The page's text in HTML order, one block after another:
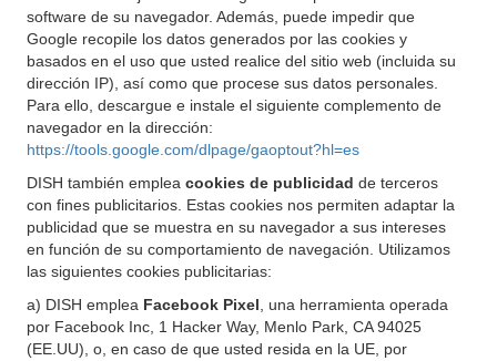
software de su navegador. Además, puede impedir que
Google recopile los datos generados por las cookies y
basados en el uso que usted realice del sitio web (incluida su
dirección IP), así como que procese sus datos personales.
Para ello, descargue e instale el siguiente complemento de
navegador en la dirección:
https://tools.google.com/dlpage/gaoptout?hl=es
DISH también emplea cookies de publicidad de terceros
con fines publicitarios. Estas cookies nos permiten adaptar la
publicidad que se muestra en su navegador a sus intereses
en función de su comportamiento de navegación. Utilizamos
las siguientes cookies publicitarias:
a) DISH emplea Facebook Pixel , una herramienta operada
por Facebook Inc, 1 Hacker Way, Menlo Park, CA 94025
(EE.UU), o, en caso de que usted resida en la UE, por